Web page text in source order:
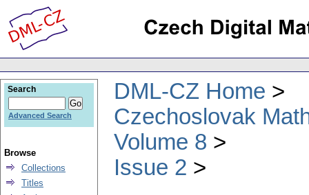
DML-CZ Home
Czechoslovak
Volume 8
Issue 2
Search
Advanced Search
Browse
Collections
Titles